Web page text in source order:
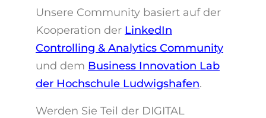
Unsere Community basiert auf der
Kooperation der LinkedIn
Controlling & Analytics Community
und dem Business Innovation Lab
der Hochschule Ludwigshafen.
Werden Sie Teil der DIGITAL